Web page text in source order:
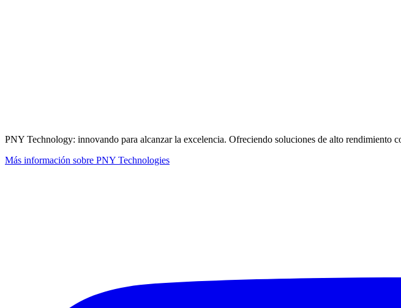
PNY Technology: innovando para alcanzar la excelencia. Ofreciendo soluciones de alto rendimiento
Más información sobre PNY Technologies